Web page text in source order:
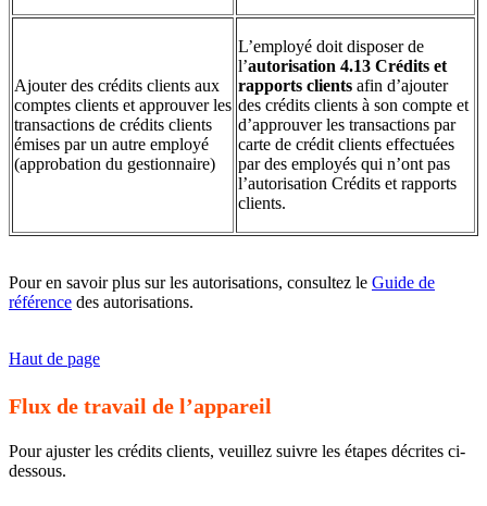
Ajouter des crédits clients aux
comptes clients et approuver les
transactions de crédits clients
émises par un autre employé
(approbation du gestionnaire)
L’employé doit disposer de
l’autorisation 4.13 Crédits et
rapports clients afin d’ajouter
des crédits clients à son compte et
d’approuver les transactions par
carte de crédit clients effectuées
par des employés qui n’ont pas
l’autorisation Crédits et rapports
clients.
Pour en savoir plus sur les autorisations, consultez le Guide de
référence des autorisations.
Haut de page
Flux de travail de l’appareil
Pour ajuster les crédits clients, veuillez suivre les étapes décrites ci-
dessous.